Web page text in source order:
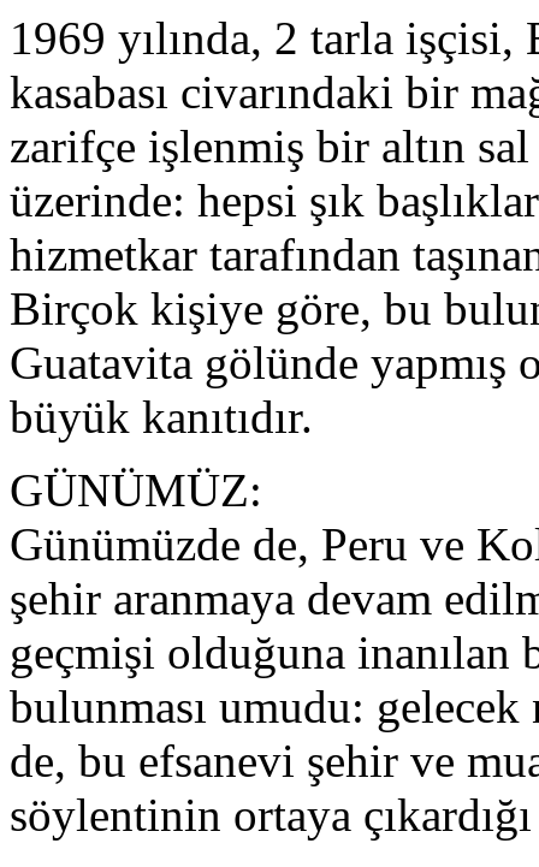
1969 yılında, 2 tarla işçisi,
kasabası civarındaki bir
zarifçe işlenmiş bir altın
üzerinde: hepsi şık
hizmetkar tarafından
Birçok kişiye göre, bu
Guatavita gölünde
büyük kanıtıdır.
GÜNÜMÜZ:
Günümüzde de, Peru ve
şehir aranmaya devam
geçmişi olduğuna inanılan
bulunması umudu:
de, bu efsanevi şehir ve
söylentinin ortaya